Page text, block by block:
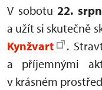
V sobotu 22.
a užít si skutečně
Kynžvart
.
a příjemnými
v krásném